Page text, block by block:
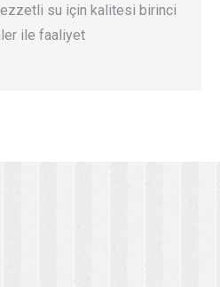
su için kalitesi birinci
ile faaliyet